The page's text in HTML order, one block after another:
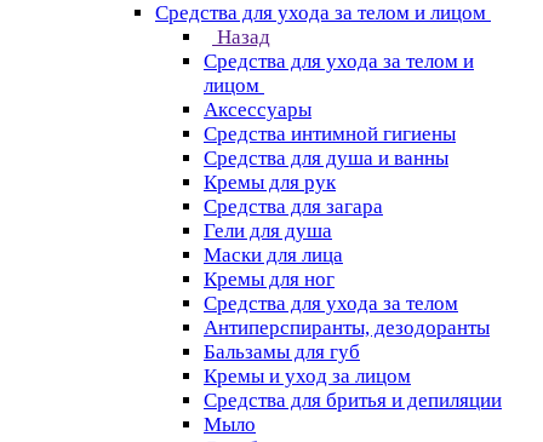
Средства для ухода за телом и лицом
Назад
Средства для ухода за телом и
лицом
Аксессуары
Средства интимной гигиены
Средства для душа и ванны
Кремы для рук
Средства для загара
Гели для душа
Маски для лица
Кремы для ног
Средства для ухода за телом
Антиперспиранты, дезодоранты
Бальзамы для губ
Кремы и уход за лицом
Средства для бритья и депиляции
Мыло